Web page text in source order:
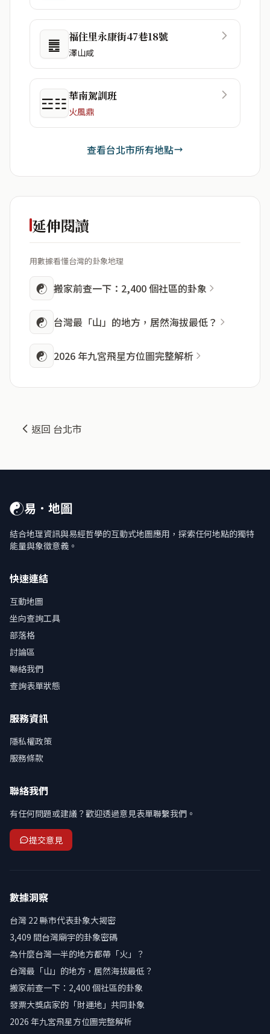
䷌ 福住里永康街47巷18號
澤山咸
☲☷華南駕訓班
火風鼎
查看台北市所有地點
延伸閱讀
用數據看懂台灣的卦象地理
☯ 搬家前查一下：2,400 個社區的卦象
☯ 台灣最「山」的地方，居然海拔最低？
☯ 2026 年九宮飛星方位圖完整解析
返回 台北市
☯易．地圖
結合地理資訊與易經哲學的互動式地圖應用，探索任何地點的獨特
能量與象徵意義。
快速連結
互動地圖
坐向查詢工具
部落格
討論區
聯絡我們
查詢表單狀態
服務資訊
隱私權政策
服務條款
聯絡我們
有任何問題或建議？歡迎透過意見表單聯繫我們。
提交意見
數據洞察
台灣 22 縣市代表卦象大揭密
3,409 間台灣廟宇的卦象密碼
為什麼台灣一半的地方都帶「火」？
台灣最「山」的地方，居然海拔最低？
搬家前查一下：2,400 個社區的卦象
發票大獎店家的「財運地」共同卦象
2026 年九宮飛星方位圖完整解析